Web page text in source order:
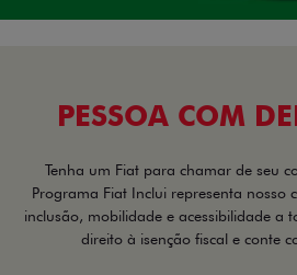
PESSOA COM
Tenha um Fiat para chamar de seu
Programa Fiat Inclui representa nosso
inclusão, mobilidade e acessibilidade a
direito à isenção fiscal e conte